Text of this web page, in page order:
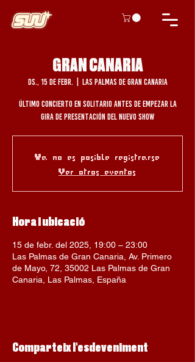
GRAN CANARIA
ds., 15 de febr.
  |
Las Palmas de Gran Canaria
Último concierto en solitario antes de empezar la
gira de presentación del nuevo show
Ya no es posible registrarse
Ver otros eventos
Hora i ubicació
15 de febr. del 2025, 19:00 – 23:00
Las Palmas de Gran Canaria, Av. Primero
de Mayo, 72, 35002 Las Palmas de Gran
Canaria, Las Palmas, España
Comparteix l'esdeveniment